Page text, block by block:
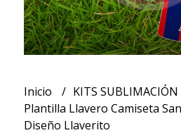
Inicio KITS SUBLIMACIÓN
Plantilla Llavero Camiseta
Diseño Llaverito